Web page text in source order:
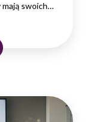
swoich